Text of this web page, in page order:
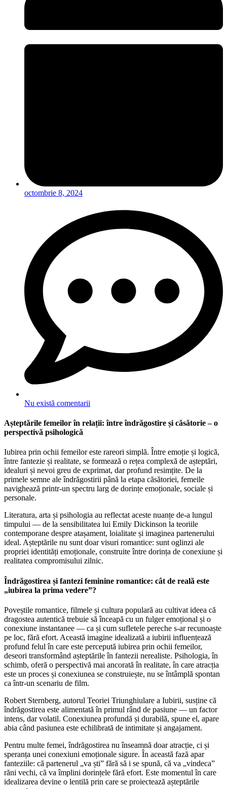
octombrie 8, 2024
Nu există comentarii
Așteptările femeilor în relații: între îndrăgostire și căsătorie – o
perspectivă psihologică
Iubirea prin ochii femeilor este rareori simplă. Între emoție și logică,
între fantezie și realitate, se formează o rețea complexă de așteptări,
idealuri și nevoi greu de exprimat, dar profund resimțite. De la
primele semne ale îndrăgostirii până la etapa căsătoriei, femeile
navighează printr-un spectru larg de dorințe emoționale, sociale și
personale.
Literatura, arta și psihologia au reflectat aceste nuanțe de-a lungul
timpului — de la sensibilitatea lui Emily Dickinson la teoriile
contemporane despre atașament, loialitate și imaginea partenerului
ideal. Așteptările nu sunt doar visuri romantice: sunt oglinzi ale
propriei identități emoționale, construite între dorința de conexiune și
realitatea compromisului zilnic.
Îndrăgostirea și fantezi feminine romantice: cât de reală este
„iubirea la prima vedere”?
Poveștile romantice, filmele și cultura populară au cultivat ideea că
dragostea autentică trebuie să înceapă cu un fulger emoțional și o
conexiune instantanee — ca și cum sufletele pereche s-ar recunoaște
pe loc, fără efort. Această imagine idealizată a iubirii influențează
profund felul în care este percepută iubirea prin ochii femeilor,
deseori transformând așteptările în fantezii nerealiste. Psihologia, în
schimb, oferă o perspectivă mai ancorată în realitate, în care atracția
este un proces și conexiunea se construiește, nu se întâmplă spontan
ca într-un scenariu de film.
Robert Sternberg, autorul Teoriei Triunghiulare a Iubirii, susține că
îndrăgostirea este alimentată în primul rând de pasiune — un factor
intens, dar volatil. Conexiunea profundă și durabilă, spune el, apare
abia când pasiunea este echilibrată de intimitate și angajament.
Pentru multe femei, îndrăgostirea nu înseamnă doar atracție, ci și
speranța unei conexiuni emoționale sigure. În această fază apar
fanteziile: că partenerul „va ști” fără să i se spună, că va „vindeca”
răni vechi, că va împlini dorințele fără efort. Este momentul în care
idealizarea devine o lentilă prin care se proiectează așteptările